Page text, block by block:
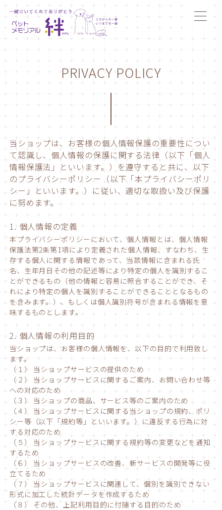
PRIVACY POLICY
当ショップは、お客様の個人情報保護の重要性につい
て認識し、個人情報の保護に関する法律（以下「個人
情報保護法」といいます。）を遵守すると共に、以下
のプライバシーポリシー（以下「本プライバシーポリ
シー」といいます。）に従い、適切な取扱い及び保護
に努めます。
1. 個人情報の定義
本プライバシーポリシーにおいて、個人情報とは、個人情報
保護法第2条第1項により定義された個人情報、すなわち、生
存する個人に関する情報であって、当該情報に含まれる氏
名、生年月日その他の記述等により特定の個人を識別するこ
とができるもの（他の情報と容易に照合することができ、そ
れにより特定の個人を識別することができることとなるもの
を含みます。）、もしくは個人識別符号が含まれる情報を意
味するものとします。
2. 個人情報の利用目的
当ショップは、お客様の個人情報を、以下の目的で利用致し
ます。
（１） 当ショップサービスの提供のため
（２） 当ショップサービスに関するご案内、お問い合わせ等
への対応のため
（３） 当ショップの商品、サービス等のご案内のため
（４） 当ショップサービスに関する当ショップの規約、ポリ
シー等（以下「規約等」といいます。）に違反する行為に対
する対応のため
（５） 当ショップサービスに関する規約等の変更などを通知
するため
（６） 当ショップサービスの改善、新サービスの開発等に役
立てるため
（７） 当ショップサービスに関連して、個別を識別できない
形式に加工した統計データを作成するため
（８） その他、上記利用目的に付随する目的のため